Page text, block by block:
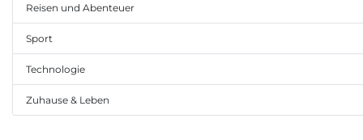
Reisen und Abenteuer
Sport
Technologie
Zuhause & Leben